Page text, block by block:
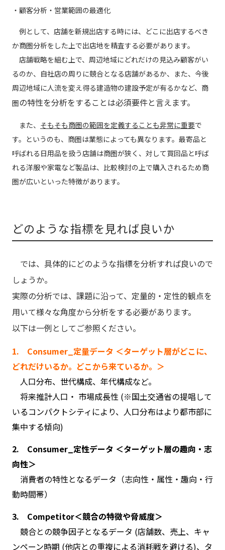
・顧客分析・営業範囲の最適化
例として、店舗を新規出店する時には、どこに出店するべき
か商圏分析をした上で出店地を精査する必要があります。
店舗戦略を組む上で、周辺地域にどれだけの見込み顧客がい
るのか、自社店の周りに競合となる店舗があるか、また、今後
周辺地域に人流を変え得る建造物の建設予定が有るかなど、商
圏の特性を分析をすることは必須要件と言えます。
また、 そもそも商圏の範囲を定義することも非常に重要で
す。というのも、商圏は業態によっても異なります。最寄品と
呼ばれる日用品を扱う店舗は商圏が狭く、対して買回品と呼ば
れる洋服や家電など製品は、比較検討の上で購入されるため商
圏が広いといった特徴があります。
どのような指標を見れば良いか
では、具体的にどのような指標を分析すれば良いので
しょうか。
実際の分析では、課題に沿って、定量的・定性的観点を
用いて様々な角度から分析をする必要があります。
以下は一例としてご参照ください。
1. Consumer_定量データ ＜ターゲット層がどこに、
どれだけいるか。どこから来ているか。＞
人口分布、世代構成、年代構成など。
将来推計人口・ 市場成長性 (※国土交通省の提唱して
いるコンパクトシティにより、人口分布はより都市部に
集中する傾向)
2. Consumer_定性データ ＜ターゲット層の趣向・志
向性＞
消費者の特性となるデータ（志向性・属性・趣向・行
動時間帯）
3. Competitor＜競合の特徴や脅威度＞
競合との競争因子となるデータ (店舗数、売上、キャ
ンペーン時期 (他店との重複による消耗戦を避ける)、タ